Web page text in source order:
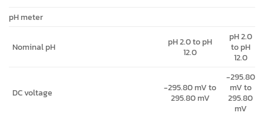
pH meter
Nominal pH
pH 2.0 to pH
12.0
pH 2.0
to pH
12.0
DC voltage
-295.80 mV to
295.80 mV
-295.80
mV to
295.80
mV